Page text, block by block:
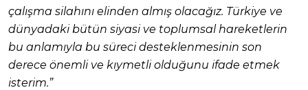
çalışma silahını elinden almış olacağız. Türkiye ve
dünyadaki bütün siyasi ve toplumsal hareketlerin
bu anlamıyla bu süreci desteklenmesinin son
derece önemli ve kıymetli olduğunu ifade etmek
isterim.”